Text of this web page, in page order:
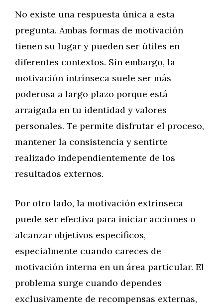
No existe una respuesta única a esta
pregunta. Ambas formas de motivación
tienen su lugar y pueden ser útiles en
diferentes contextos. Sin embargo, la
motivación intrínseca suele ser más
poderosa a largo plazo porque está
arraigada en tu identidad y valores
personales. Te permite disfrutar el proceso,
mantener la consistencia y sentirte
realizado independientemente de los
resultados externos.
Por otro lado, la motivación extrínseca
puede ser efectiva para iniciar acciones o
alcanzar objetivos específicos,
especialmente cuando careces de
motivación interna en un área particular. El
problema surge cuando dependes
exclusivamente de recompensas externas,